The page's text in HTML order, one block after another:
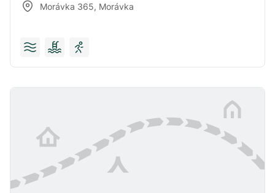
Morávka 365, Morávka